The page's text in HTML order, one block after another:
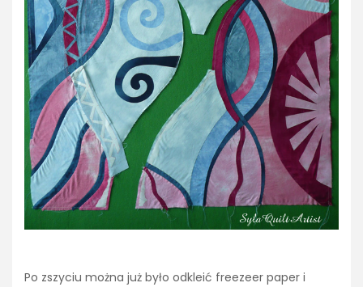
Po zszyciu można już było odkleić freezeer paper i